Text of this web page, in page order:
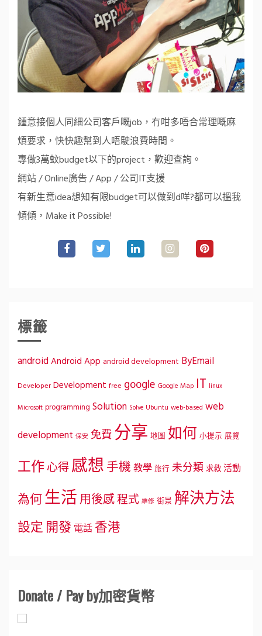
鍾意接個人同細公司客戶嘅job，冇咁多唔合常理嘅麻
煩要求，快快趣幫到人唔駛浪費時間。
專做3萬蚊budget以下的project，歡迎查詢。
網站 / Online廣告 / App / 公司IT支援
有新生意idea想知有限budget可以做到d咩?都可以搵我
傾傾，Make it Possible!
標籤
android Android App android development ByEmail
Developer Development free google Google Map IT linux
Microsoft programming Solution Solve Ubuntu web-based web
development 保安 免費分享 地圖 如何 小提示 展覽
工作心得感想手機教學 旅行 未分類求救活動
為何生活用後感程式 維修 街景 解決方法
設定 開發電話香港
Donate / Pay by加密貨幣